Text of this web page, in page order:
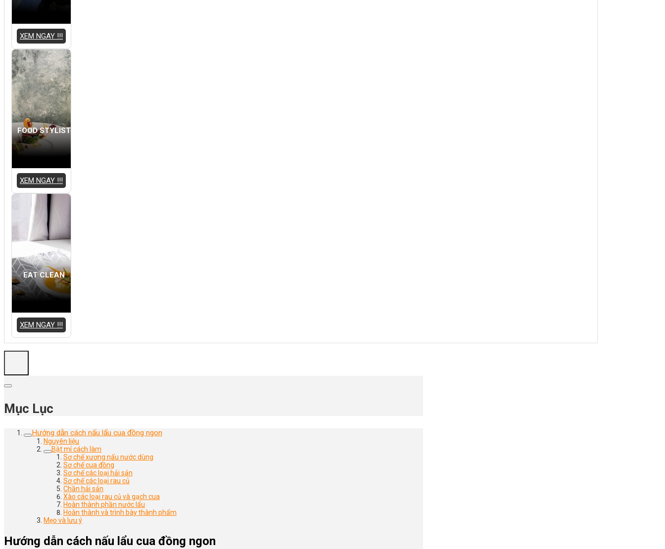
XEM NGAY !!!
FOOD STYLIST
XEM NGAY !!!
EAT CLEAN
XEM NGAY !!!
Mục Lục
Hướng dẫn cách nấu lẩu cua đồng ngon
Nguyên liệu
Bật mí cách làm
Sơ chế xương nấu nước dùng
Sơ chế cua đồng
Sơ chế các loại hải sản
Sơ chế các loại rau củ
Chần hải sản
Xào các loại rau củ và gạch cua
Hoàn thành phần nước lẩu
Hoàn thành và trình bày thành phẩm
Mẹo và lưu ý
Hướng dẫn cách nấu lẩu cua đồng ngon